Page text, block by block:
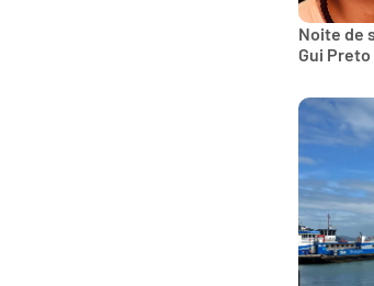
Noite de
Gui